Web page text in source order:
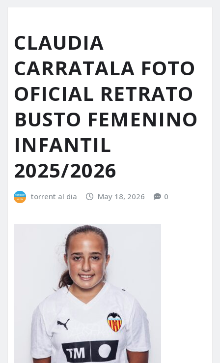
CLAUDIA
CARRATALA FOTO
OFICIAL RETRATO
BUSTO FEMENINO
INFANTIL
2025/2026
torrent al dia May 18, 2026 0